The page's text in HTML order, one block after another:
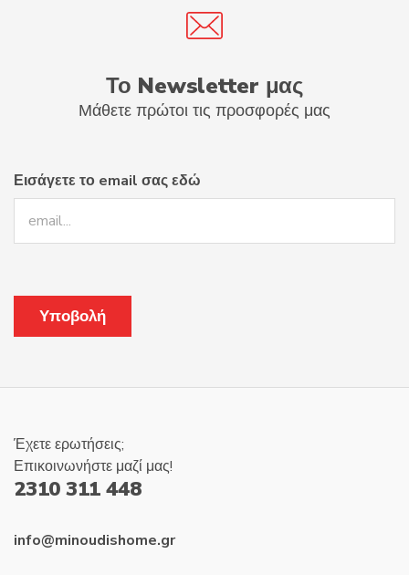
Το Newsletter μας
Μάθετε πρώτοι τις προσφορές μας
Εισάγετε το email σας εδώ
Έχετε ερωτήσεις;
Επικοινωνήστε μαζί μας!
2310 311 448
info@minoudishome.gr